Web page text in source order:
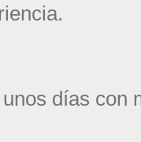
días con